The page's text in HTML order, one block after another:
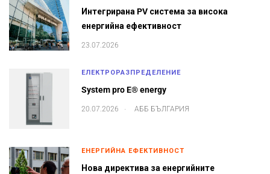
Интегрирана PV система за висока
енергийна ефективност
23.07.2026
ЕЛЕКТРОРАЗПРЕДЕЛЕНИЕ
System pro E® energy
20.07.2026 АББ БЪЛГАРИЯ
ЕНЕРГИЙНА ЕФЕКТИВНОСТ
Нова директива за енергийните